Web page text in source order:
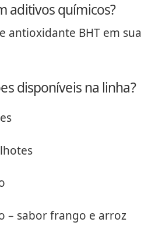
aditivos químicos?
antioxidante BHT em sua
disponíveis na linha?
– sabor frango e arroz